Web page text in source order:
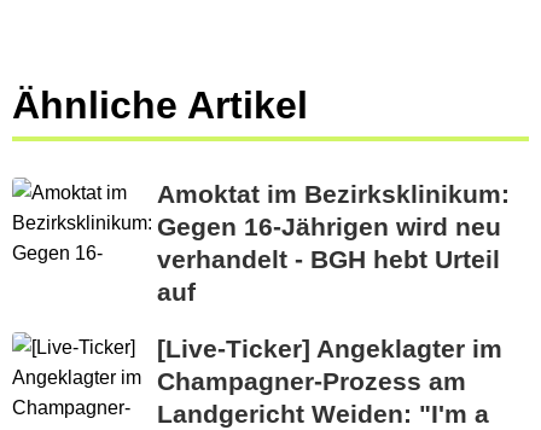
Ähnliche Artikel
Amoktat im Bezirksklinikum:
Gegen 16-Jährigen wird neu
verhandelt - BGH hebt Urteil
auf
[Live-Ticker] Angeklagter im
Champagner-Prozess am
Landgericht Weiden: "I'm a